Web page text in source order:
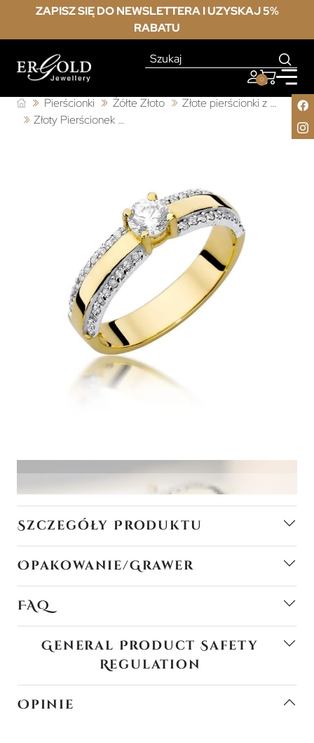
ZAPISZ SIĘ DO NEWSLETTERA I UZYSKAJ 5%
RABATU
0
Pierścionki Żółte Złoto
Złote pierścionki z brylantem
Złoty Pierścionek 585 z diamentem brylant 0,25ct
Szczegóły Produktu
Opakowanie/Grawer
FAQ
General Product Safety
Regulation
Opinie